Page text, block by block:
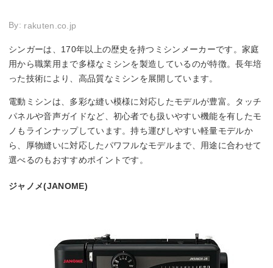
By: rakuten.co.jp
シンガーは、170年以上の歴史を持つミシンメーカーです。家庭
用から職業用まで多様なミシンを製造しているのが特徴。長年培
った技術により、高品質なミシンを展開しています。
電動ミシンは、多彩な縫い模様に対応したモデルが豊富。タッチ
パネルや音声ガイドなど、初心者でも扱いやすい機能を有したモ
ノもラインナップしています。持ち運びしやすい軽量モデルか
ら、厚物縫いに対応したパワフルなモデルまで、用途に合わせて
選べるのもおすすめポイントです。
ジャノメ(JANOME)